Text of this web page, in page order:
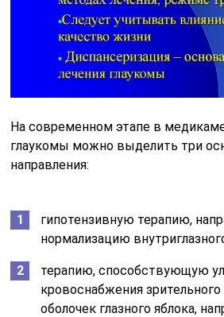
На современном этапе в
глаукомы можно выделить три
направления:
гипотензивную терапию,
нормализацию
терапию, способствующую
кровоснабжения
оболочек глазного яблока,